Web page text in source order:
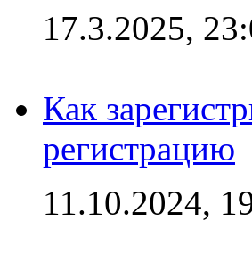
17.3.2025,
Как
регистрацию
11.10.2024,